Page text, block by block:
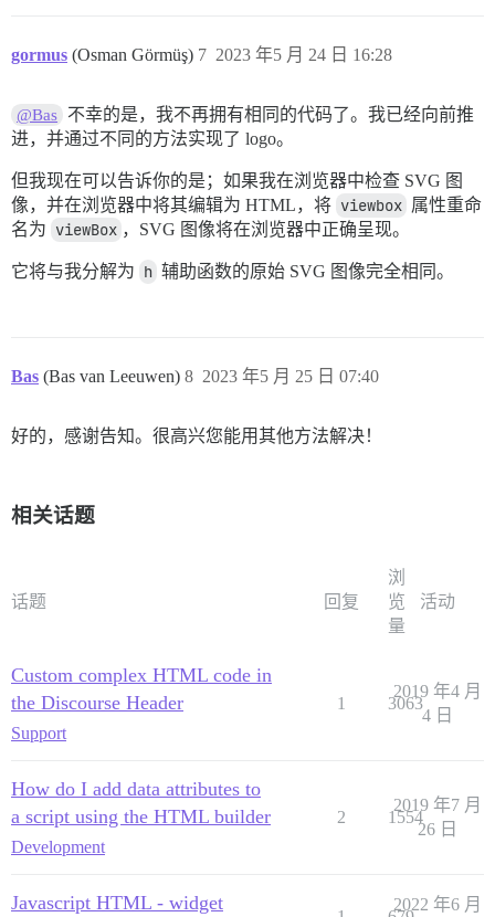
gormus (Osman Görmüş) 2023 年5 月 24 日 16:28
7
@Bas
不幸的是，我不再拥有相同的代码了。我已经向前推
进，并通过不同的方法实现了 logo。
但我现在可以告诉你的是；如果我在浏览器中检查 SVG 图
像，并在浏览器中将其编辑为 HTML，将 viewbox 属性重命
名为 viewBox ，SVG 图像将在浏览器中正确呈现。
它将与我分解为 h 辅助函数的原始 SVG 图像完全相同。
Bas (Bas van Leeuwen) 2023 年5 月 25 日 07:40
8
好的，感谢告知。很高兴您能用其他方法解决！
相关话题
话题 回复
浏
览
量
活动
Custom complex HTML code in
the Discourse Header
Support
1 3063
2019 年4 月
4 日
How do I add data attributes to
a script using the HTML builder
Development
2 1554
2019 年7 月
26 日
Javascript HTML - widget 2022 年6 月